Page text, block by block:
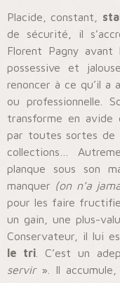
Placide, constant,
de sécurité, il
Florent Pagny avant
possessive et
renoncer à ce qu’il
ou professionnelle.
transforme en avide
par toutes sortes de
collections…
planque sous son
manquer (on n’a
pour les faire
un gain, une plus-
Conservateur, il lui
le tri . C’est un
servir». Il accumule,